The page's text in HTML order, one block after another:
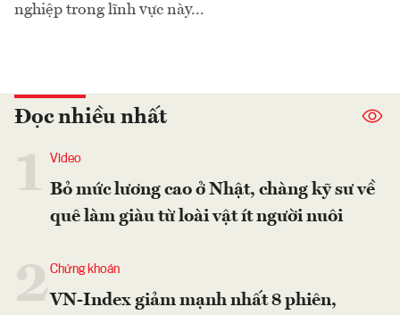
nghiệp trong lĩnh vực này...
Đọc nhiều nhất
Video
Bỏ mức lương cao ở Nhật, chàng kỹ sư về
quê làm giàu từ loài vật ít người nuôi
2Chứng khoán
VN-Index giảm mạnh nhất 8 phiên,